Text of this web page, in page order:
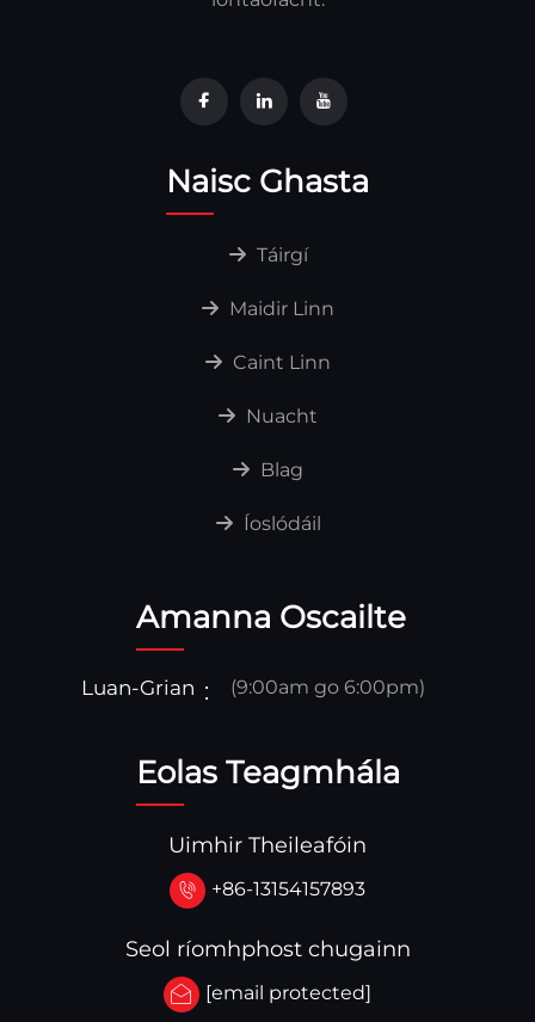
Naisc Ghasta
Táirgí
Maidir Linn
Caint Linn
Nuacht
Blag
Íoslódáil
Amanna Oscailte
Luan-Grian (9:00am go 6:00pm)
Eolas Teagmhála
Uimhir Theileafóin
+86-13154157893
Seol ríomhphost chugainn
[email protected]